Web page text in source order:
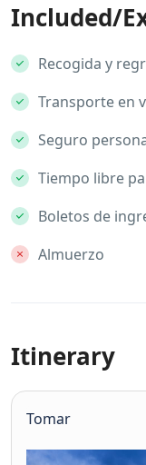
Included/
Recogida y
Transporte en
Seguro
Tiempo libre
Boletos de
Almuerzo
Itinerary
Tomar